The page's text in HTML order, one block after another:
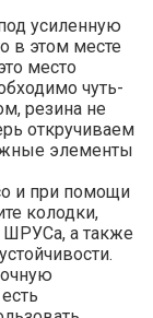
усиленную
в этом месте
место
чуть-
резина не
откручиваем
элементы
и при помощи
колодки,
ШРУСа, а также